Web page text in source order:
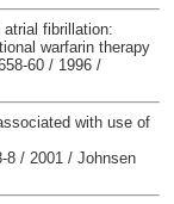
fibrillation:
warfarin therapy
60 / 1996 /
with use of
8 / 2001 / Johnsen